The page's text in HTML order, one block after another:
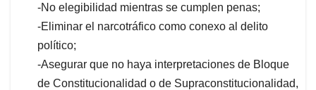
-No elegibilidad mientras se cumplen penas;
-Eliminar el narcotráfico como conexo al delito
político;
-Asegurar que no haya interpretaciones de Bloque
de Constitucionalidad o de Supraconstitucionalidad,